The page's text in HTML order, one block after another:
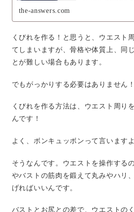
the-answers.com
くびれを作る！と思うと、ウエスト
てしまいますが、骨格や体質上、同
とが難しい場合もあります。
でもがっかりする必要はありません！
くびれを作る方法は、ウエスト周り
んです！
よく、ボンキュッボンって言いますよ
そうなんです。ウエストを操作する
やバストの筋肉を鍛えて丸みやハリ
げればいいんです。
バストとお尻との差で、ウエストの